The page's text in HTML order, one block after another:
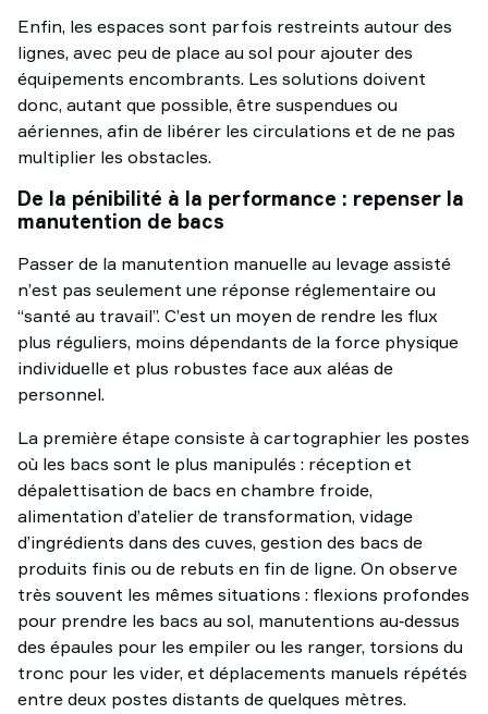
Enfin, les espaces sont parfois restreints autour des
lignes, avec peu de place au sol pour ajouter des
équipements encombrants. Les solutions doivent
donc, autant que possible, être suspendues ou
aériennes, afin de libérer les circulations et de ne pas
multiplier les obstacles.
De la pénibilité à la performance : repenser la
manutention de bacs
Passer de la manutention manuelle au levage assisté
n’est pas seulement une réponse réglementaire ou
“santé au travail”. C’est un moyen de rendre les flux
plus réguliers, moins dépendants de la force physique
individuelle et plus robustes face aux aléas de
personnel.
La première étape consiste à cartographier les postes
où les bacs sont le plus manipulés : réception et
dépalettisation de bacs en chambre froide,
alimentation d’atelier de transformation, vidage
d’ingrédients dans des cuves, gestion des bacs de
produits finis ou de rebuts en fin de ligne. On observe
très souvent les mêmes situations : flexions profondes
pour prendre les bacs au sol, manutentions au‑dessus
des épaules pour les empiler ou les ranger, torsions du
tronc pour les vider, et déplacements manuels répétés
entre deux postes distants de quelques mètres.